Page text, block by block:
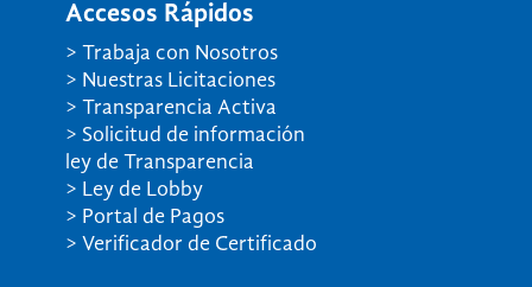
Accesos Rápidos
> Trabaja con Nosotros
> Nuestras Licitaciones
> Transparencia Activa
> Solicitud de información
ley de Transparencia
> Ley de Lobby
> Portal de Pagos
> Verificador de Certificado